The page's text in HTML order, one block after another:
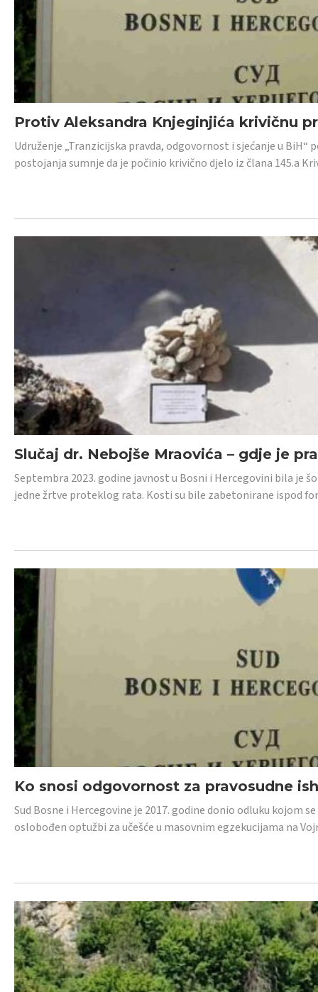
Protiv Aleksandra Knjeginjića krivičnu
Udruženje „Tranzicijska pravda, odgovornost i sjećanje u
postojanja sumnje da je počinio krivično djelo iz člana 145.a
Slučaj dr. Nebojše Mraovića – gdje je
Septembra 2023. godine javnost u Bosni i Hercegovini bila je
jedne žrtve proteklog rata. Kosti su bile zabetonirane ispod
Ko snosi odgovornost za pravosudne
Sud Bosne i Hercegovine je 2017. godine donio odluku kojom
oslobođen optužbi za učešće u masovnim egzekucijama na